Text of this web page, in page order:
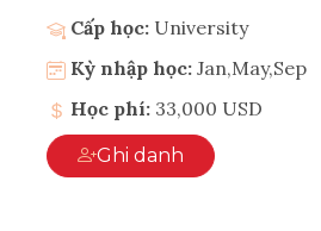
Cấp học: University
Kỳ nhập học: Jan,May,Sep
Học phí: 33,000 USD
Ghi danh